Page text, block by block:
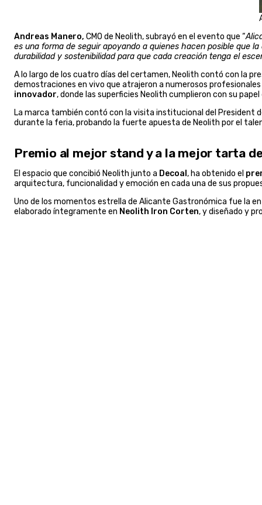
Andreas Manero, CMO de Neolith, subrayó en el evento que “
es una forma de seguir apoyando a quienes hacen posible que
durabilidad y sostenibilidad para que cada creación tenga el
A lo largo de los cuatro días del certamen, Neolith contó con la
demostraciones en vivo que atrajeron a numerosos
innovador, donde las superficies Neolith cumplieron con su
La marca también contó con la visita institucional del President
durante la feria, probando la fuerte apuesta de Neolith por el
Premio al mejor stand y a la mejor tarta
El espacio que concibió Neolith junto a Decoal , ha obtenido el
arquitectura, funcionalidad y emoción en cada una de sus
Uno de los momentos estrella de Alicante Gastronómica fue la
elaborado íntegramente en Neolith Iron Corten, y diseñado y